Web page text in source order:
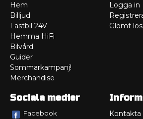
Hem
Billjud
Lastbil 24V
Hemma HiFi
Bilvård
Guider
Sommarkampanj!
Merchandise
Logga in
Glömt
Sociala medier
Facebook
Kontakta